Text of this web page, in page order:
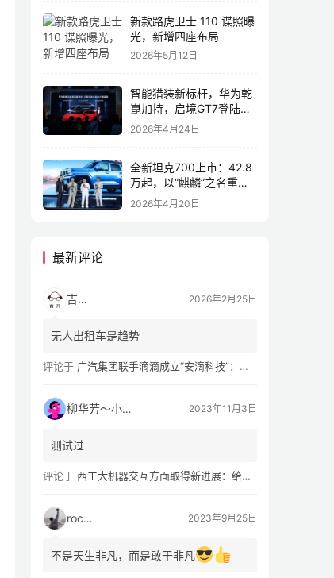
新款路虎卫士 110 谍照曝
光，新增四座布局
2026年5月12日
智能猎装新标杆，华为乾
崑加持，启境GT7登陆
2026北京车展
2026年4月24日
全新坦克700上市：42.8
万起，以“麒麟”之名重塑
全域豪华
2026年4月20日
最新评论
吉开 2026年2月25日
无人出租车是趋势
评论于 广汽集团联手滴滴成立“安滴科技”：加速 L4 级 Robotaxi 量产
柳华芳～小芳侠 2023年11月3日
测试过
评论于 西工大机器交互方面取得新进展：给无人机“装上大脑、建立群聊”
rocky 2023年9月25日
不是天生非凡，而是敢于非凡